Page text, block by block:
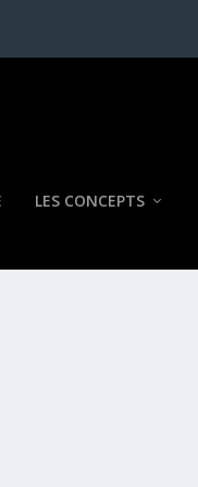
LES CONCEPTS